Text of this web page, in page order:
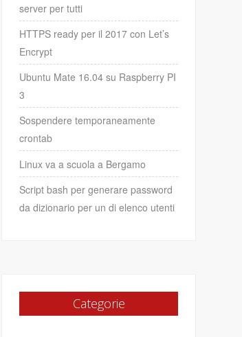
server per tutti
HTTPS ready per il 2017 con Let’s
Encrypt
Ubuntu Mate 16.04 su Raspberry PI
3
Sospendere temporaneamente
crontab
Linux va a scuola a Bergamo
Script bash per generare password
da dizionario per un di elenco utenti
Categorie